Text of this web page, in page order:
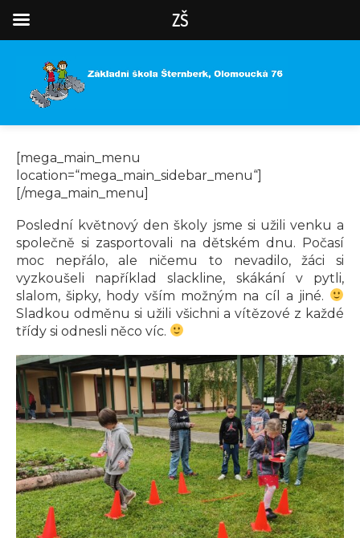
[mega_main_menu
location=“mega_main_sidebar_menu“]
[/mega_main_menu]
Poslední květnový den školy jsme si užili venku a
společně si zasportovali na dětském dnu. Počasí
moc nepřálo, ale ničemu to nevadilo, žáci si
vyzkoušeli například slackline, skákání v pytli,
slalom, šipky, hody vším možným na cíl a jiné.
Sladkou odměnu si užili všichni a vítězové z každé
třídy si odnesli něco víc.
ZŠ